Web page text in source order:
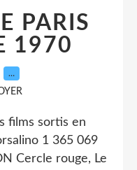
PARIS
1970
…
films sortis en
1 365 069
Cercle rouge, Le